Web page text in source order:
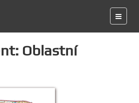
Oblastní